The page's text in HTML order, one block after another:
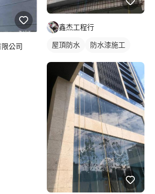
公司
鑫杰工程行
屋頂防水
防水漆施工